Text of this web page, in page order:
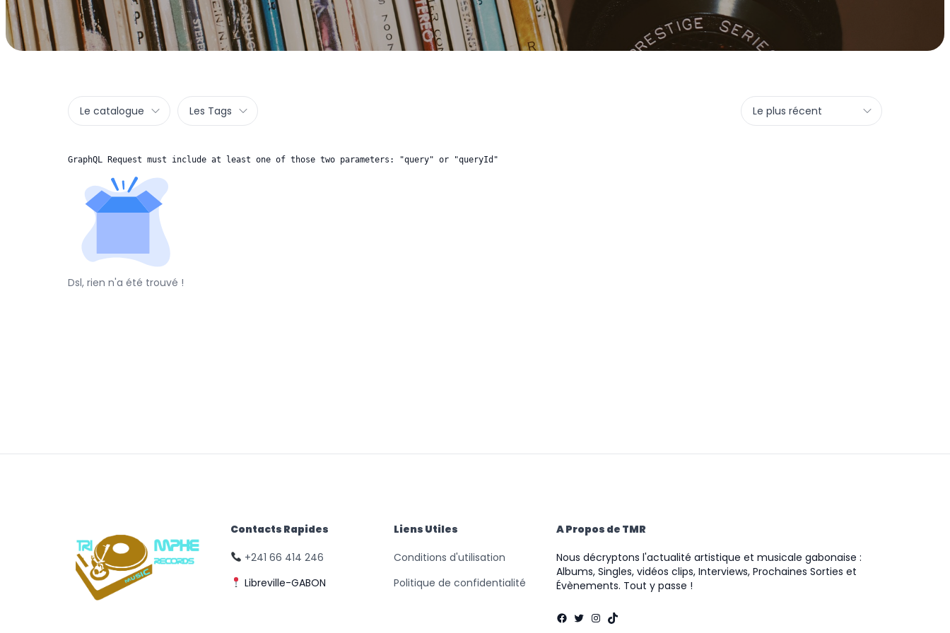
Le catalogue Les Tags Le plus récent
GraphQL Request must include at least one of those two parameters: "query" or "queryId"
Dsl, rien n'a été trouvé !
Contacts Rapides
+241 66 414 246
Libreville-GABON
Liens Utiles
Conditions d'utilisation
Politique de confidentialité
A Propos de TMR
Nous décryptons l'actualité artistique et musicale gabonaise :
Albums, Singles, vidéos clips, Interviews, Prochaines Sorties et
Évènements. Tout y passe !
Facebook
Twitter
Instagram
TikTok